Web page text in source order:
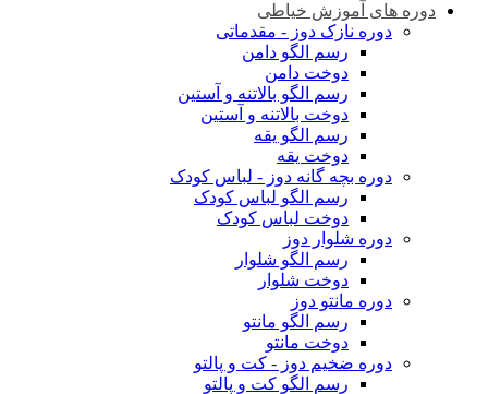
دوره های آموزش خیاطی
دوره نازک دوز - مقدماتی
رسم الگو دامن
دوخت دامن
رسم الگو بالاتنه و آستین
دوخت بالاتنه و آستین
رسم الگو یقه
دوخت یقه
دوره بچه گانه دوز - لباس کودک
رسم الگو لباس کودک
دوخت لباس کودک
دوره شلوار دوز
رسم الگو شلوار
دوخت شلوار
دوره مانتو دوز
رسم الگو مانتو
دوخت مانتو
دوره ضخیم دوز - کت و پالتو
رسم الگو کت و پالتو